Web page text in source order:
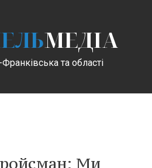
МЕДІА
та області
Ми